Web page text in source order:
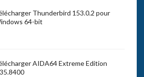
Thunderbird 153.0.2 pour
64-bit
AIDA64 Extreme Edition